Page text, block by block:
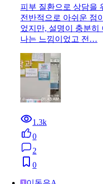
0
0
최용선
26.04.06
중구 동산가정의학
없어요!
기운 있을때마다 다녀
져서 자주 방문합니다
십니다 이번에도…